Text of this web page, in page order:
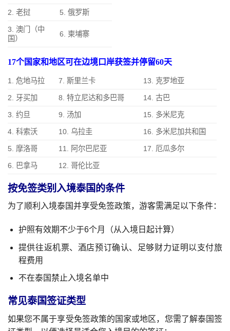
2. 老挝 5. 俄罗斯
3. 澳门（中
国）
6. 柬埔寨
17个国家和地区可在边境口岸获签并停留60天
1. 危地马拉 7. 斯里兰卡 13. 克罗地亚
2. 牙买加 8. 特立尼达和多巴哥 14. 古巴
3. 约旦 9. 汤加 15. 多米尼克
4. 科索沃 10. 乌拉圭 16. 多米尼加共和国
5. 摩洛哥 11. 阿尔巴尼亚 17. 厄瓜多尔
6. 巴拿马 12. 哥伦比亚
按免签类别入境泰国的条件
为了顺利入境泰国并享受免签政策，游客需满足以下条件：
护照有效期不少于6个月（从入境日起计算）
提供往返机票、酒店预订确认、足够财力证明以支付旅
程费用
不在泰国禁止入境名单中
常见泰国签证类型
如果您不属于享受免签政策的国家或地区，您需了解泰国签